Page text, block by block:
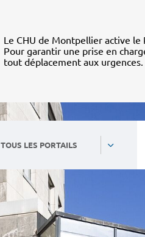
Le CHU de Montpellier active le
Pour garantir une prise en
tout déplacement aux urgences.
TOUS LES PORTAILS